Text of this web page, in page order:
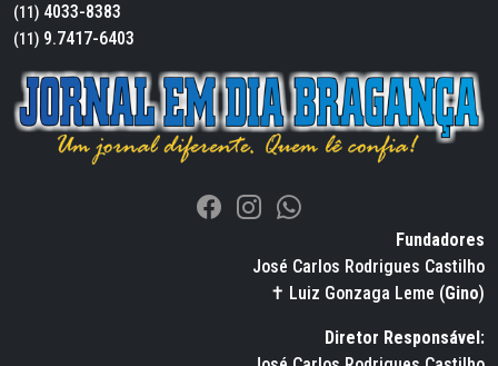
(11) 4033-8383
(11) 9.7417-6403
Fundadores
José Carlos Rodrigues Castilho
✝ Luiz Gonzaga Leme (Gino)
Diretor Responsável: